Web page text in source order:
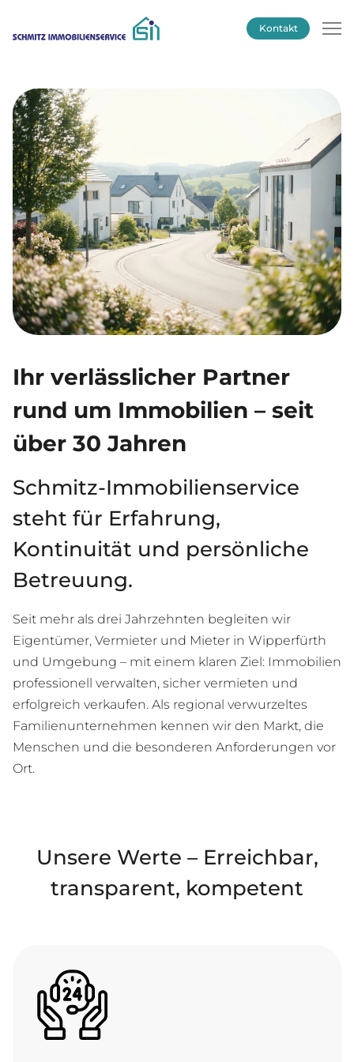
Kontakt
Ihr verlässlicher Partner
rund um Immobilien – seit
über 30 Jahren
Schmitz-Immobilienservice
steht für Erfahrung,
Kontinuität und persönliche
Betreuung.
Seit mehr als drei Jahrzehnten begleiten wir
Eigentümer, Vermieter und Mieter in Wipperfürth
und Umgebung – mit einem klaren Ziel: Immobilien
professionell verwalten, sicher vermieten und
erfolgreich verkaufen. Als regional verwurzeltes
Familienunternehmen kennen wir den Markt, die
Menschen und die besonderen Anforderungen vor
Ort.
Unsere Werte – Erreichbar,
transparent, kompetent